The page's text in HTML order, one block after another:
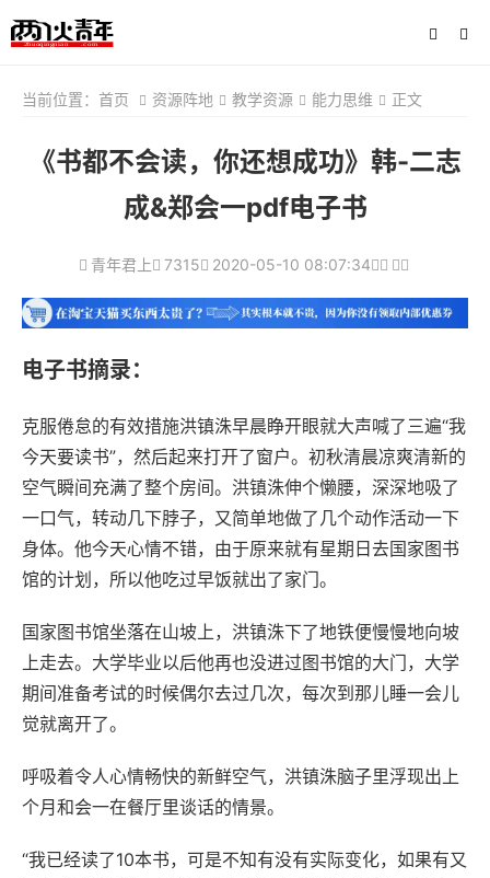
当前位置： 首页 资源阵地 教学资源 能力思维 正文
《书都不会读，你还想成功》韩-二志
成&郑会一pdf电子书
青年君上 7315 2020-05-10 08:07:34
电子书摘录：
克服倦怠的有效措施洪镇洙早晨睁开眼就大声喊了三遍“我
今天要读书”，然后起来打开了窗户。初秋清晨凉爽清新的
空气瞬间充满了整个房间。洪镇洙伸个懒腰，深深地吸了
一口气，转动几下脖子，又简单地做了几个动作活动一下
身体。他今天心情不错，由于原来就有星期日去国家图书
馆的计划，所以他吃过早饭就出了家门。
国家图书馆坐落在山坡上，洪镇洙下了地铁便慢慢地向坡
上走去。大学毕业以后他再也没进过图书馆的大门，大学
期间准备考试的时候偶尔去过几次，每次到那儿睡一会儿
觉就离开了。
呼吸着令人心情畅快的新鲜空气，洪镇洙脑子里浮现出上
个月和会一在餐厅里谈话的情景。
“我已经读了10本书，可是不知有没有实际变化，如果有又